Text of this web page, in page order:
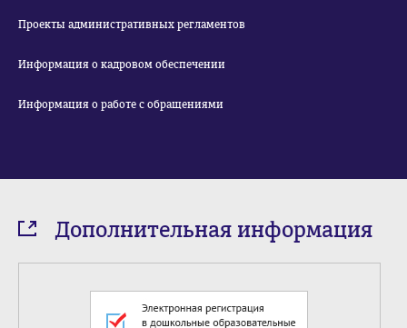
Проекты административных регламентов
Информация о кадровом обеспечении
Информация о работе с обращениями
Дополнительная информация